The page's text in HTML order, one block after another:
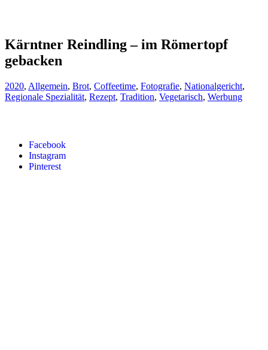
Facebook
Instagram
Pinterest
Kärntner Reindling – im Römertopf
gebacken
2020, Allgemein, Brot, Coffeetime, Fotografie, Nationalgericht,
Regionale Spezialität, Rezept, Tradition, Vegetarisch, Werbung